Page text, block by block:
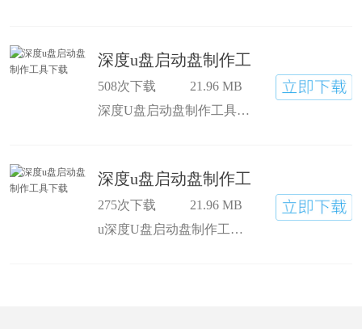
深度u盘启动盘制作工具下载
508次下载
21.96 MB
深度U盘启动盘制作工具可以一键制作U盘的启动盘，用来给电脑重新安装系统，不需要任何的技术和经验，同时U盘还是可以具有原来的功能，进行存储文件
深度u盘启动盘制作工具下载
275次下载
21.96 MB
u深度U盘启动盘制作工具是一款非常专业的U盘启动盘制作软件.u深度U盘启动盘制作工具可以一键制作U盘的启动盘,用来给电脑重新安装系统,不需要任何的技术和经验,同时U盘还是可以具有